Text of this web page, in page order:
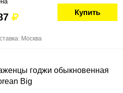
Купить
Москва
годжи обыкновенная
Big